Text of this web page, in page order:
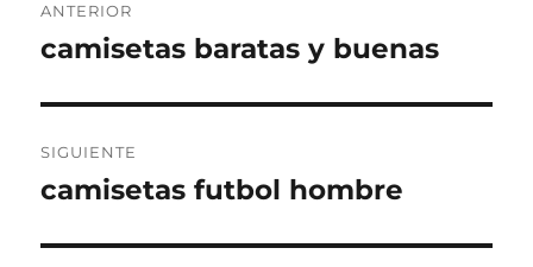
de
ANTERIOR
Entrada
camisetas baratas y buenas
SIGUIENTE
Entrada
camisetas futbol hombre